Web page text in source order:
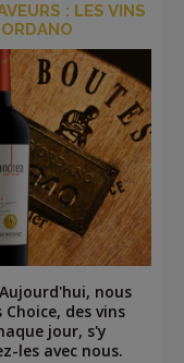
: LES VINS
nous
des vins
jour, s'y
les avec nous.